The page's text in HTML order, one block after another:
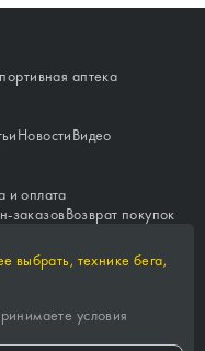
аптека
НовостиВидео
и оплата
заказовВозврат покупок
выбрать, технике бега,
условия